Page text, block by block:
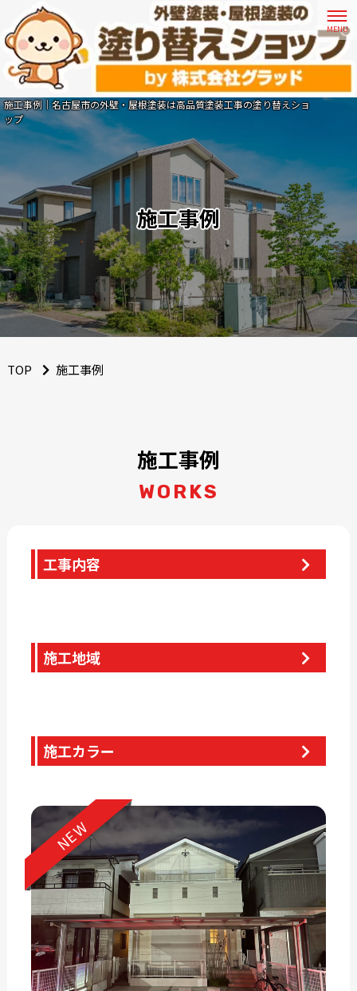
施工事例｜名古屋市の外壁・屋根塗装は高品質塗装工事の塗り替えショ
ップ
施工事例
TOP 施工事例
施工事例
WORKS
工事内容
施工地域
施工カラー
NEW